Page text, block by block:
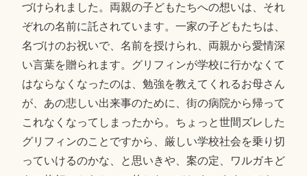
づけられました。両親の子どもたちへの想いは、それ
ぞれの名前に託されています。一家の子どもたちは、
名づけのお祝いで、名前を授けられ、両親から愛情深
い言葉を贈られます。グリフィンが学校に行かなくて
はならなくなったのは、勉強を教えてくれるお母さん
が、あの悲しい出来事のために、街の病院から帰って
これなくなってしまったから。ちょっと世間ズレした
グリフィンのことですから、厳しい学校社会を乗り切
っていけるのかな、と思いきや、案の定、ワルガキど